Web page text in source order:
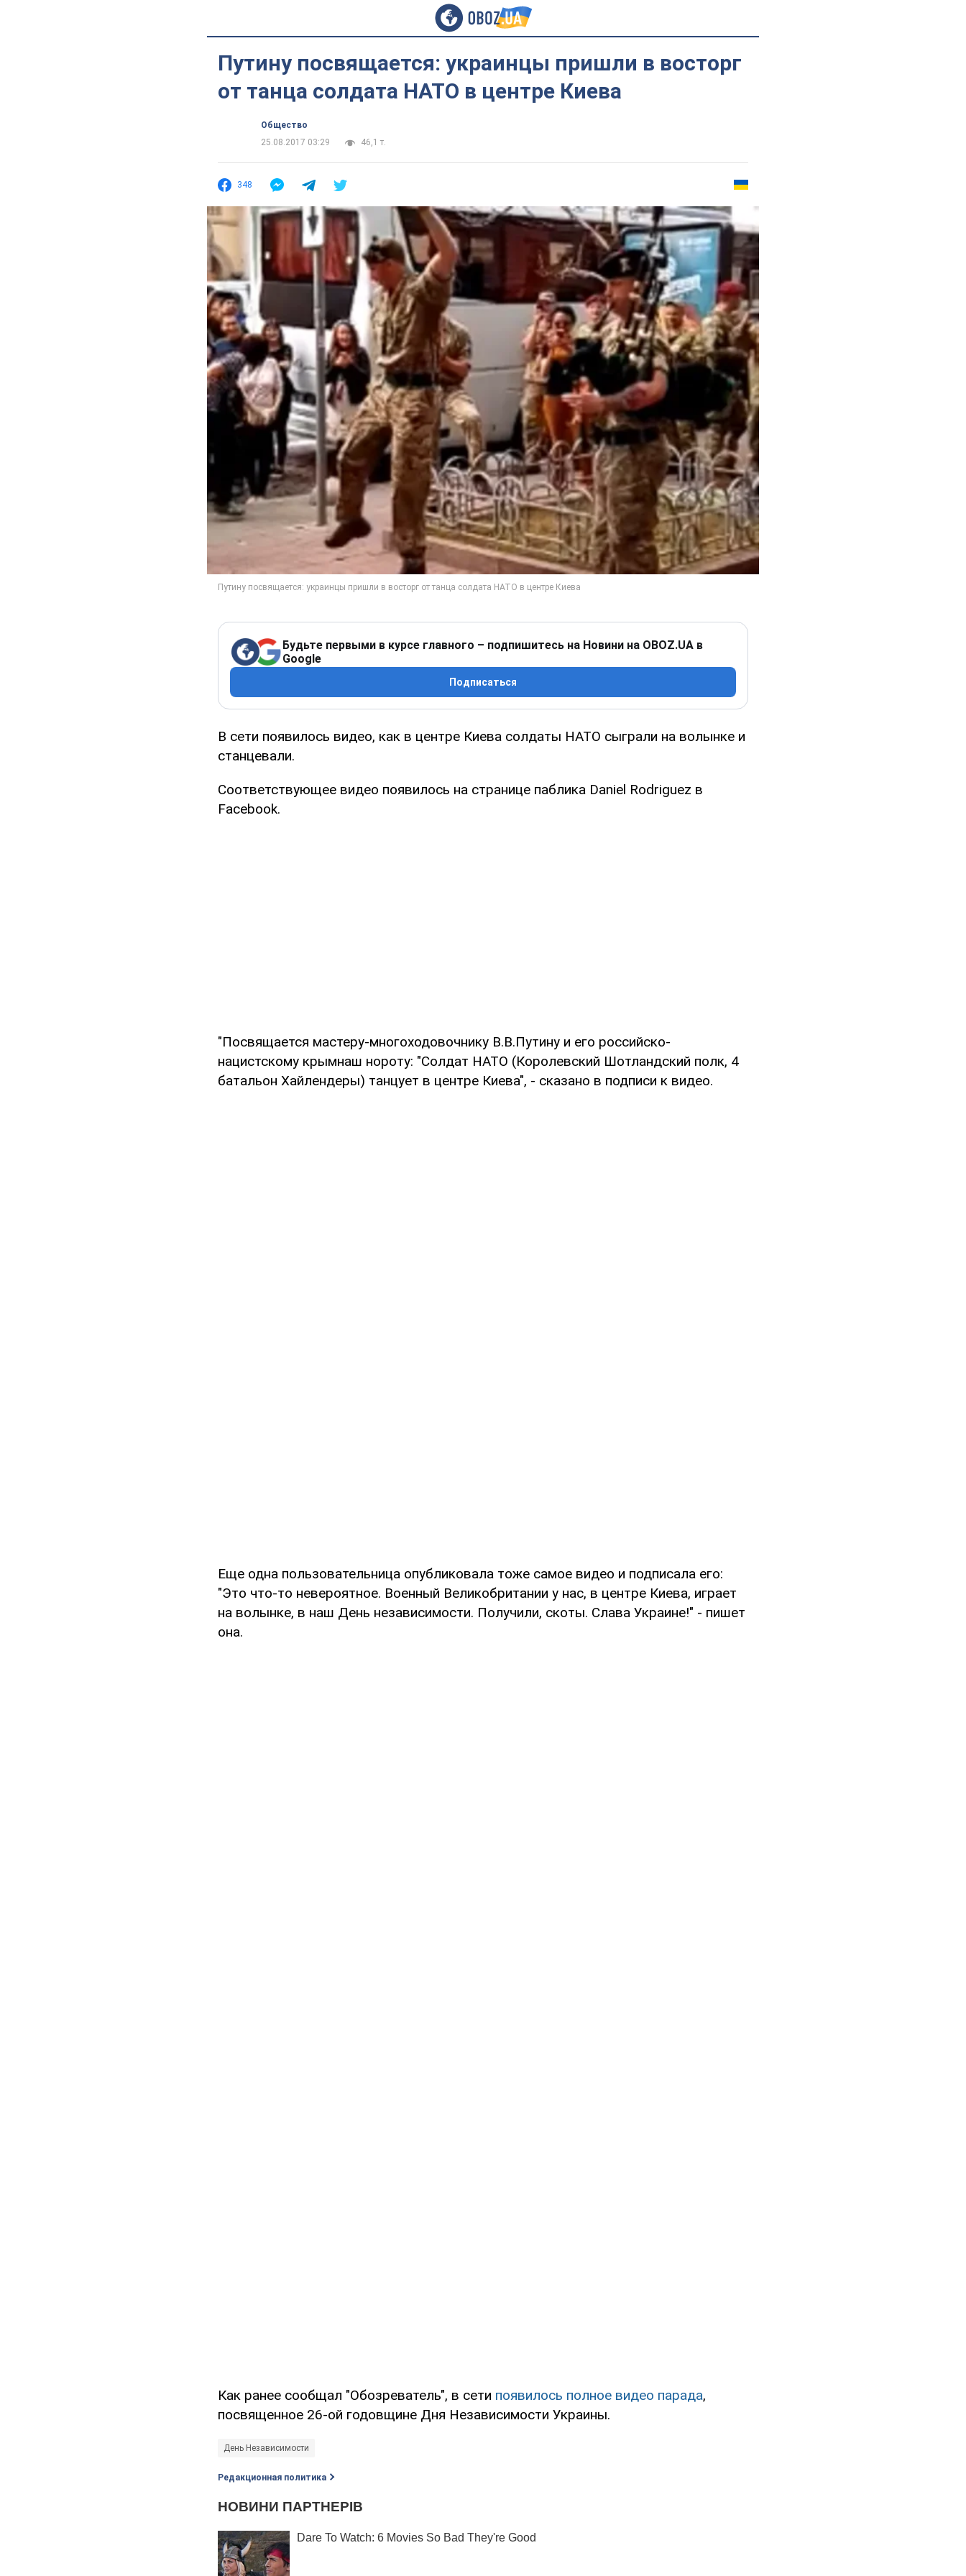
Путину посвящается: украинцы пришли в восторг
от танца солдата НАТО в центре Киева
Общество
25.08.2017 03:29
46,1 т.
348
Будьте первыми в курсе главного – подпишитесь на Новини на OBOZ.UA в
Google
Подписаться
В сети появилось видео, как в центре Киева солдаты НАТО сыграли на волынке и
станцевали.
Соответствующее видео появилось на странице паблика Daniel Rodriguez в
Facebook.
"Посвящается мастеру-многоходовочнику В.В.Путину и его российско-
нацистскому крымнаш нороту: "Солдат НАТО (Королевский Шотландский полк, 4
батальон Хайлендеры) танцует в центре Киева", - сказано в подписи к видео.
Еще одна пользовательница опубликовала тоже самое видео и подписала его:
"Это что-то невероятное. Военный Великобритании у нас, в центре Киева, играет
на волынке, в наш День независимости. Получили, скоты. Слава Украине!" - пишет
она.
Как ранее сообщал "Обозреватель", в сети появилось полное видео парада,
посвященное 26-ой годовщине Дня Независимости Украины.
День Независимости
Редакционная политика